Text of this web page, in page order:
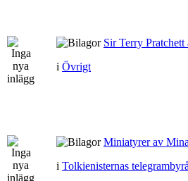
Sir Terry Pratchett
i Övrigt
Miniatyrer av
i Tolkienisternas telegrambyrå